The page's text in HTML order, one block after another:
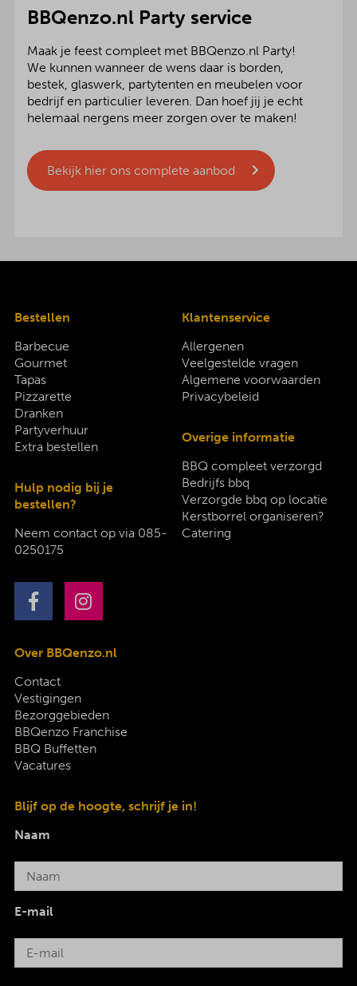
BBQenzo.nl Party service
Maak je feest compleet met BBQenzo.nl Party!
We kunnen wanneer de wens daar is borden,
bestek, glaswerk, partytenten en meubelen voor
bedrijf en particulier leveren. Dan hoef jij je echt
helemaal nergens meer zorgen over te maken!
Bekijk hier ons complete aanbod
Bestellen
Barbecue
Gourmet
Tapas
Pizzarette
Dranken
Partyverhuur
Extra bestellen
Hulp nodig bij je
bestellen?
Neem contact op via 085-
0250175
Klantenservice
Allergenen
Veelgestelde vragen
Algemene voorwaarden
Privacybeleid
Overige informatie
BBQ compleet verzorgd
Bedrijfs bbq
Verzorgde bbq op locatie
Kerstborrel organiseren?
Catering
Over BBQenzo.nl
Contact
Vestigingen
Bezorggebieden
BBQenzo Franchise
BBQ Buffetten
Vacatures
Blijf op de hoogte, schrijf je in!
Naam
E-mail